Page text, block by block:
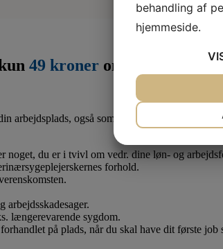
49 kroner om måneden
arbejdsplads, også som lærling eller elev.
du er i tvivl om vedr. dine løn- og
forhold.
arbejdsskadesager.
længerevarende sygdom.
på plads, når du skal have dit første job
behandling af
hjemmeside.
MARKETING